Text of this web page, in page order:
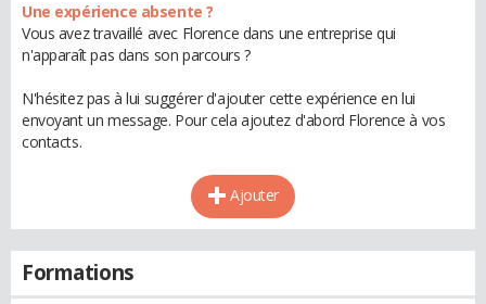
Une expérience absente ?
Vous avez travaillé avec Florence dans une entreprise qui
n'apparaît pas dans son parcours ?
N'hésitez pas à lui suggérer d'ajouter cette expérience en lui
envoyant un message. Pour cela ajoutez d'abord Florence à vos
contacts.
Ajouter
Formations